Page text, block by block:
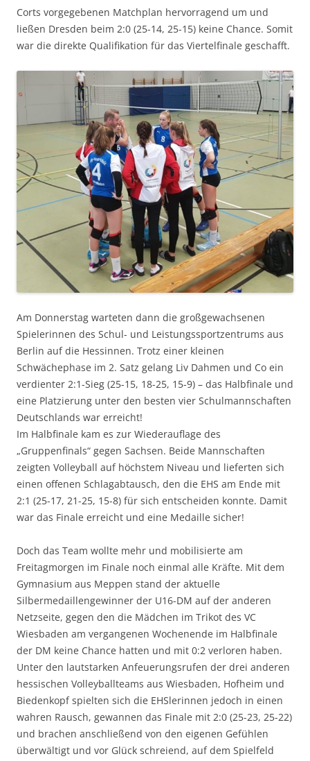
Corts vorgegebenen Matchplan hervorragend um und
ließen Dresden beim 2:0 (25-14, 25-15) keine Chance. Somit
war die direkte Qualifikation für das Viertelfinale geschafft.
Am Donnerstag warteten dann die großgewachsenen
Spielerinnen des Schul- und Leistungssportzentrums aus
Berlin auf die Hessinnen. Trotz einer kleinen
Schwächephase im 2. Satz gelang Liv Dahmen und Co ein
verdienter 2:1-Sieg (25-15, 18-25, 15-9) – das Halbfinale und
eine Platzierung unter den besten vier Schulmannschaften
Deutschlands war erreicht!
Im Halbfinale kam es zur Wiederauflage des
„Gruppenfinals“ gegen Sachsen. Beide Mannschaften
zeigten Volleyball auf höchstem Niveau und lieferten sich
einen offenen Schlagabtausch, den die EHS am Ende mit
2:1 (25-17, 21-25, 15-8) für sich entscheiden konnte. Damit
war das Finale erreicht und eine Medaille sicher!
Doch das Team wollte mehr und mobilisierte am
Freitagmorgen im Finale noch einmal alle Kräfte. Mit dem
Gymnasium aus Meppen stand der aktuelle
Silbermedaillengewinner der U16-DM auf der anderen
Netzseite, gegen den die Mädchen im Trikot des VC
Wiesbaden am vergangenen Wochenende im Halbfinale
der DM keine Chance hatten und mit 0:2 verloren haben.
Unter den lautstarken Anfeuerungsrufen der drei anderen
hessischen Volleyballteams aus Wiesbaden, Hofheim und
Biedenkopf spielten sich die EHSlerinnen jedoch in einen
wahren Rausch, gewannen das Finale mit 2:0 (25-23, 25-22)
und brachen anschließend von den eigenen Gefühlen
überwältigt und vor Glück schreiend, auf dem Spielfeld